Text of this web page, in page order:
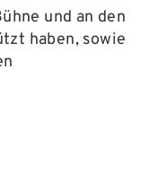
und an den
haben, sowie